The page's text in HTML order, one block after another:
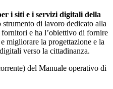
i siti e i servizi digitali della
strumento di lavoro dedicato alla
e ha l’obiettivo di fornire
migliorare la progettazione e la
verso la cittadinanza.
del Manuale operativo di